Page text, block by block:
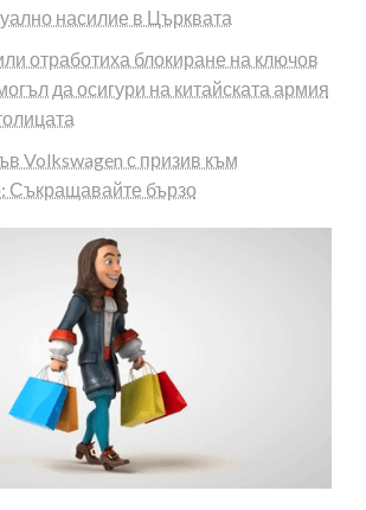
насилие в Църквата
отработиха блокиране на ключов
да осигури на китайската армия
Volkswagen с призив към
Съкращавайте бързо